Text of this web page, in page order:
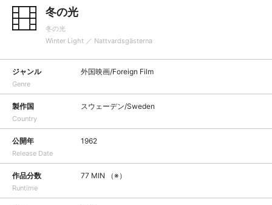
冬の光
冬の光
Winter Light ／ Nattvardsgästerna
ジャンル
Genre
外国映画/Foreign Film
製作国
Country
スウェーデン/Sweden
公開年
Release Date
1962
作品分数
Runtime
77 MIN （※）